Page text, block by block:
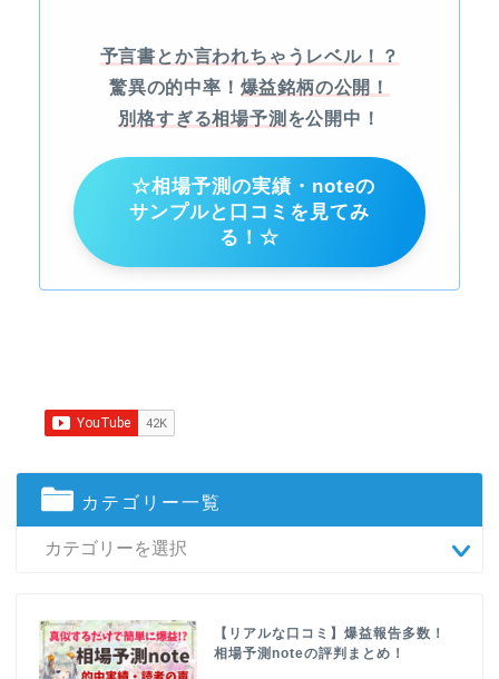
予言書とか言われちゃうレベル！？
驚異の的中率！ 爆益銘柄の公開！
別格すぎる相場予測 を公開中！
☆相場予測の実績・noteの
サンプルと口コミを見てみ
る！☆
カテゴリー一覧
【リアルな口コミ】爆益報告多数！
相場予測noteの評判まとめ！